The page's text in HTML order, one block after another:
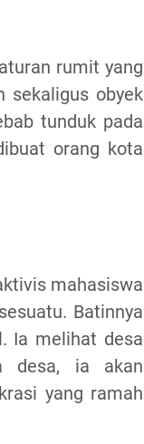
rumit yang
sekaligus obyek
tunduk pada
orang kota
mahasiswa
Batinnya
Ia melihat desa
desa, ia akan
yang ramah